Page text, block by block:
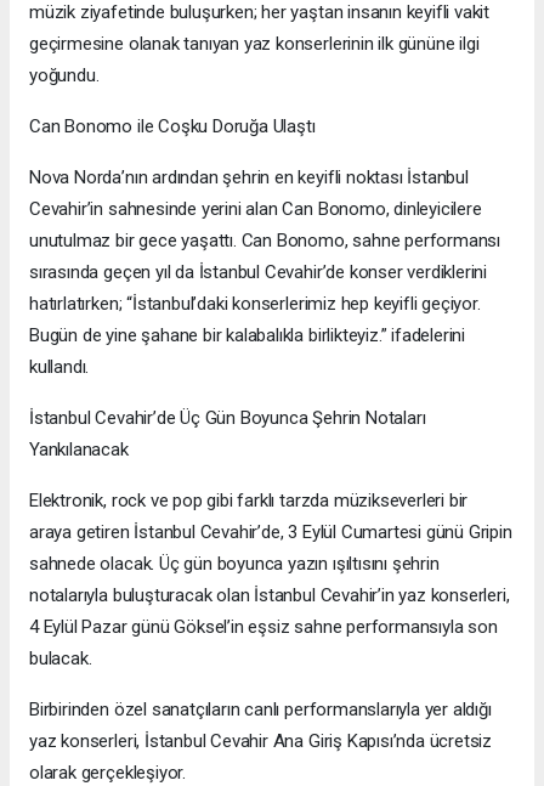
müzik ziyafetinde buluşurken; her yaştan insanın keyifli vakit
geçirmesine olanak tanıyan yaz konserlerinin ilk gününe ilgi
yoğundu.
Can Bonomo ile Coşku Doruğa Ulaştı
Nova Norda’nın ardından şehrin en keyifli noktası İstanbul
Cevahir’in sahnesinde yerini alan Can Bonomo, dinleyicilere
unutulmaz bir gece yaşattı. Can Bonomo, sahne performansı
sırasında geçen yıl da İstanbul Cevahir’de konser verdiklerini
hatırlatırken; “İstanbul’daki konserlerimiz hep keyifli geçiyor.
Bugün de yine şahane bir kalabalıkla birlikteyiz.” ifadelerini
kullandı.
İstanbul Cevahir’de Üç Gün Boyunca Şehrin Notaları
Yankılanacak
Elektronik, rock ve pop gibi farklı tarzda müzikseverleri bir
araya getiren İstanbul Cevahir’de, 3 Eylül Cumartesi günü Gripin
sahnede olacak. Üç gün boyunca yazın ışıltısını şehrin
notalarıyla buluşturacak olan İstanbul Cevahir’in yaz konserleri,
4 Eylül Pazar günü Göksel’in eşsiz sahne performansıyla son
bulacak.
Birbirinden özel sanatçıların canlı performanslarıyla yer aldığı
yaz konserleri, İstanbul Cevahir Ana Giriş Kapısı’nda ücretsiz
olarak gerçekleşiyor.